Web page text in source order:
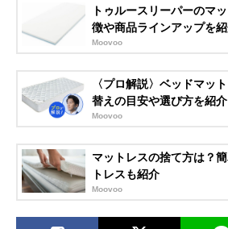
トゥルースリーパーのマ
徴や商品ラインアップを
Moovoo
〈プロ解説〉ベッドマッ
替えの目安や選び方を紹介
Moovoo
マットレスの捨て方は？
トレスも紹介
Moovoo